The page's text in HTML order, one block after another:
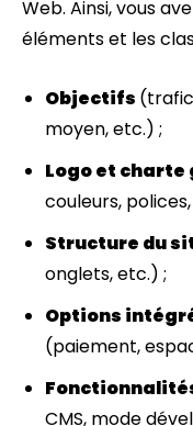
Web. Ainsi, vous
éléments et les
Objectifs
moyen, etc.) ;
Logo et
couleurs,
Structure du
onglets, etc.) ;
Options
(paiement,
CMS, mode